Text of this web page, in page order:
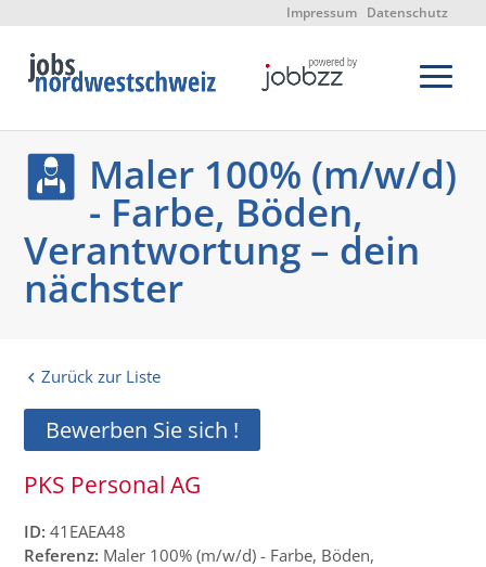
Impressum Datenschutz
Maler 100% (m/w/d)
- Farbe, Böden,
Verantwortung – dein
nächster
Zurück zur Liste
Bewerben Sie sich !
PKS Personal AG
ID: 41EAEA48
Referenz: Maler 100% (m/w/d) - Farbe, Böden,